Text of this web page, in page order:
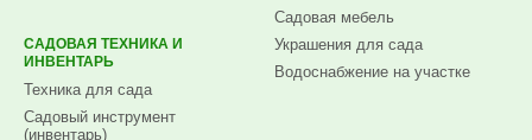
САДОВАЯ ТЕХНИКА И
ИНВЕНТАРЬ
Техника для сада
Садовый инструмент
(инвентарь)
Садовая мебель
Украшения для сада
Водоснабжение на участке